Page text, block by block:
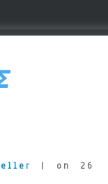
| on 26